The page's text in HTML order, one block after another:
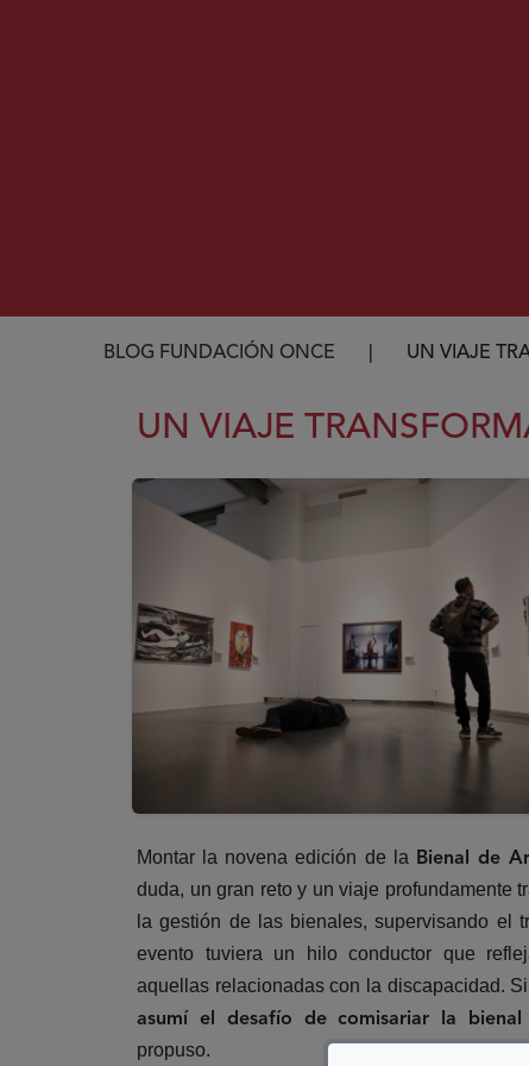
Ruta de navegación
BLOG FUNDACIÓN ONCE UN VIAJE
UN VIAJE
Montar la novena edición de la Bienal de
duda, un gran reto y un viaje profundamente
la gestión de las bienales, supervisando el
evento tuviera un hilo conductor que
aquellas relacionadas con la discapacidad.
asumí el desafío de comisariar la bienal
propuso.